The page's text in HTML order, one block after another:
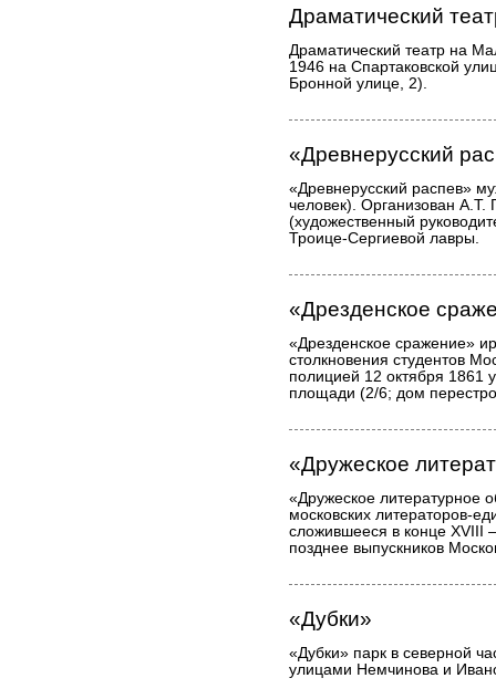
Драматический
Драматический театр на
1946 на Спартаковской
Бронной улице, 2).
«Древнерусский
«Древнерусский распев»
человек). Организован А.Т.
(художественный
Троице-Сергиевой лавры.
«Дрезденское
«Дрезденское сражение»
столкновения студентов
полицией 12 октября 1861
площади (2/6; дом
«Дружеское
«Дружеское литературное
московских литераторов-
сложившееся в конце XVIII
позднее выпускников
«Дубки»
«Дубки» парк в северной
улицами Немчинова и